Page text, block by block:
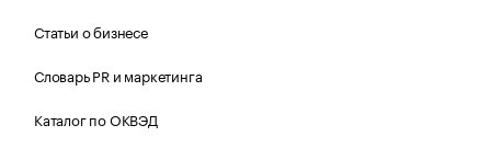
Статьи о бизнесе
Словарь PR и маркетинга
Каталог по ОКВЭД